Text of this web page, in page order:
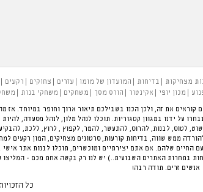
מצחיקות בדיחות המועדון של מומו עזרים צחוקים רקעים
מכון יופי אקינטור הורס מסך משחקים משחקי בנות
את זה, ולכן הכנו בשבילכם תיאור ארוך וחופר במיוחד. אז
המשחקים הגדולה בארץ עם למעלה מ 11000 משחקים שווים שנבחרו על ידנו במגוון קטגוריות. תוכלו
לטוס, לבנות, להרוס, להתעשר, להמר, לקפוץ , לרוץ, ללכת,
ממש שווה, בדיחות קורעות, סרטונים מצחיקים, המון רקעים
שלהם. אם אתם יצירתיים ומוכשרים, תוכלו לבנות אתר
בתחרות האתרים השבועית..) יש לנו רק בקשה אחת מכם -
אנשים זרים. תודה רבה!
כל הזכויות